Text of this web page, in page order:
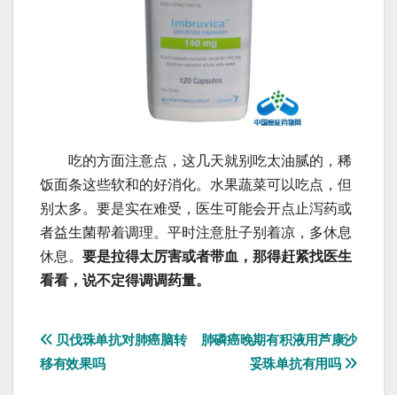
吃的方面注意点，这几天就别吃太油腻的，稀
饭面条这些软和的好消化。水果蔬菜可以吃点，但
别太多。要是实在难受，医生可能会开点止泻药或
者益生菌帮着调理。平时注意肚子别着凉，多休息
休息。 要是拉得太厉害或者带血，那得赶紧找医生
看看，说不定得调调药量。
文
章
肺磷癌晚期有积液用芦康沙
妥珠单抗有用吗
贝伐珠单抗对肺癌脑转
移有效果吗